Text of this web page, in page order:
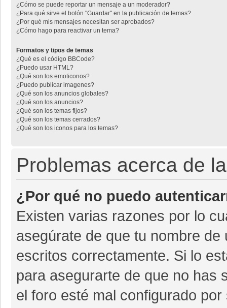
¿Cómo se puede reportar un mensaje a un moderador?
¿Para qué sirve el botón "Guardar" en la publicación de temas?
¿Por qué mis mensajes necesitan ser aprobados?
¿Cómo hago para reactivar un tema?
Formatos y tipos de temas
¿Qué es el código BBCode?
¿Puedo usar HTML?
¿Qué son los emoticonos?
¿Puedo publicar imagenes?
¿Qué son los anuncios globales?
¿Qué son los anuncios?
¿Qué son los temas fijos?
¿Qué son los temas cerrados?
¿Qué son los iconos para los temas?
Problemas acerca de
¿Por qué no puedo
Existen varias razones por lo
asegúrate de que tu nombre
escritos correctamente. Si lo
para asegurarte de que no has
el foro esté mal configurado